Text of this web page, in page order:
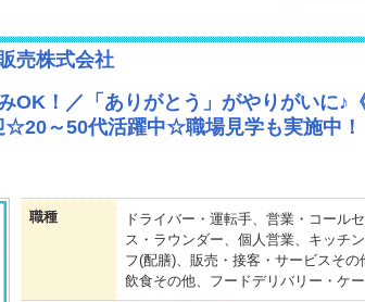
売株式会社
OK！／「ありがとう」がやりがいに♪
☆20～50代活躍中☆職場見学も実施中！
職種
ドライバー・運転手、営業・コール
ス・ラウンダー、個人営業、キッチ
フ(配膳)、販売・接客・サービスその
飲食その他、フードデリバリー・ケ